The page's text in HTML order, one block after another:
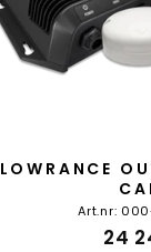
LOWRANCE
Art.nr:
24